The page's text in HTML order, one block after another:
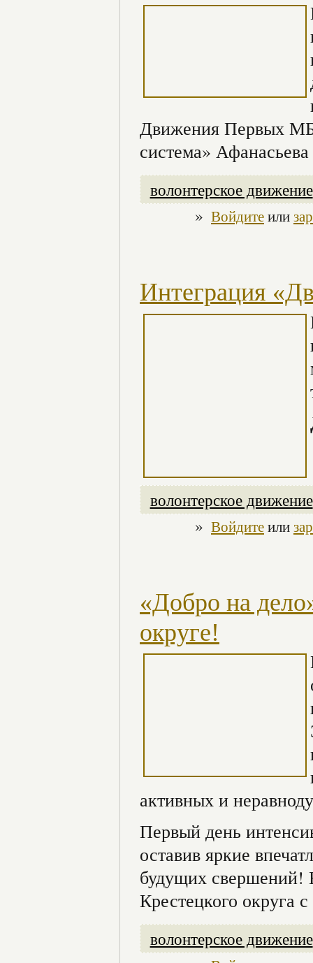
Движения Первых
система»
волонтерское движение
» Войдитеили
Интеграция
волонтерское движение
» Войдитеили
«Добро на
округе!
активных и
Первый день
оставив яркие
будущих свершений!
Крестецкого округа
волонтерское движение